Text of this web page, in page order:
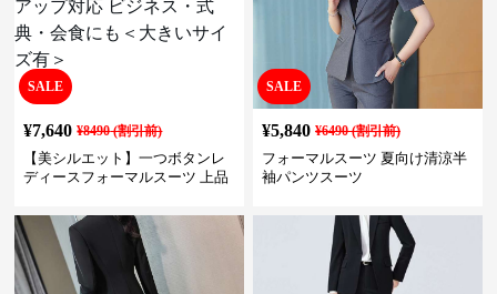
SALE
¥7,640 ¥8490(割引前)
【美シルエット】一つボタンレ
ディースフォーマルスーツ 上品
ネス・式典・会食にも＜大きい
サイズ有＞
SALE
¥5,840 ¥6490(割引前)
フォーマルスーツ 夏向け清涼半
袖パンツスーツ